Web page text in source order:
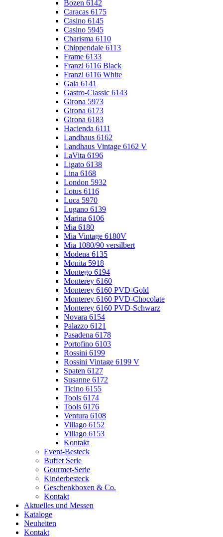
Bozen 6142
Caracas 6175
Casino 6145
Casino 5945
Charisma 6110
Chippendale 6113
Frame 6133
Franzi 6116 Black
Franzi 6116 White
Gala 6141
Gastro-Classic 6143
Girona 5973
Girona 6173
Girona 6183
Hacienda 6111
Landhaus 6162
Landhaus Vintage 6162 V
LaVita 6196
Ligato 6138
Lina 6168
London 5932
Lotus 6116
Luca 5970
Lugano 6139
Marina 6106
Mia 6180
Mia Vintage 6180V
Mia 1080/90 versilbert
Modena 6135
Monita 5918
Montego 6194
Monterey 6160
Monterey 6160 PVD-Gold
Monterey 6160 PVD-Chocolate
Monterey 6160 PVD-Schwarz
Novara 6154
Palazzo 6121
Pasadena 6178
Portofino 6103
Rossini 6199
Rossini Vintage 6199 V
Spaten 6127
Susanne 6172
Ticino 6155
Tools 6174
Tools 6176
Ventura 6108
Villago 6152
Villago 6153
Kontakt
Event-Besteck
Buffet Serie
Gourmet-Serie
Kinderbesteck
Geschenkboxen & Co.
Kontakt
Aktuelles und Messen
Kataloge
Neuheiten
Kontakt